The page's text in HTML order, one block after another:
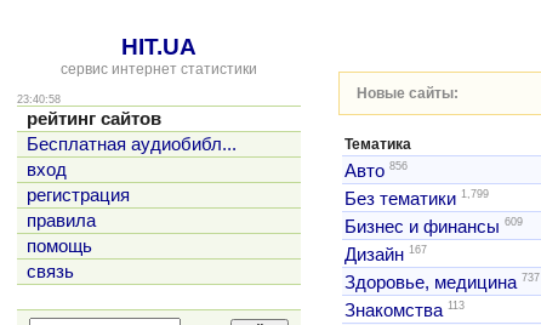
HIT.UA
сервис интернет статистики
23:40:58
рейтинг сайтов
Бесплатная аудиобибл...
вход
регистрация
правила
помощь
связь
Новые сайты:
Тематика
Авто 856
Без тематики 1,799
Бизнес и финансы 609
Дизайн 167
Здоровье, медицина 737
Знакомства 113